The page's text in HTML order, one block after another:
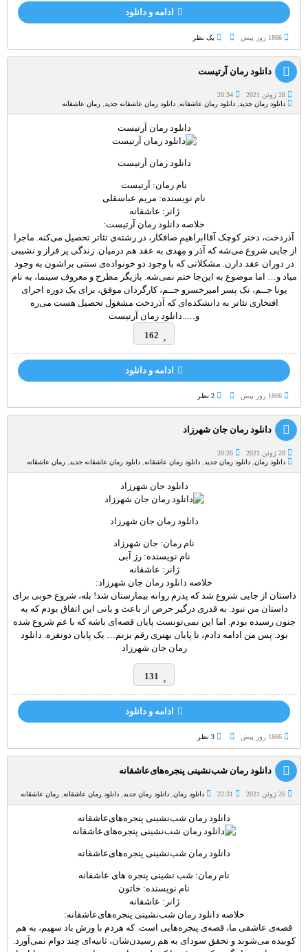
ادامه و دانلود
1866 روز پيش یک نظر
دانلود رمان آرتیست
28 ژوئن 2021
20:34
دانلود رمان جدید
دانلود رمان عاشقانه, دانلود رمان عاشقانه جدید رمان عاشقانه
دانلود رمان آرتیست
دانلود رمان آرتیست
نام رمان: آرتیست
نام نویسنده: مریم عباسقلی
ژانر: عاشقانه
خلاصه دانلود رمان آرتیست:
آذردخت، دختر کوچک آقاابراهیمِ صافکار، در رشته‌ی تئاتر تحصیل می‌کنه. ماجرا
از جایی شروع می‌شه که آذر و مِهدی به عقد هم درمیان. زندگی پر فراز و نشیبی
در دوران عقد دارن. مشکلاتی که با وجود دو خونواده‌ی سنتی براشون به وجود
میاد و… اما موضوع به این‌جا ختم نمی‌شه. بازیگر مطرح و معروف سینما، به نام
یونا جــم، تک پسر امیرخسرو جــم، کارگردان موفق، برای یک‌ دوره اجرای
افتخاری تئاتر به دانشکده‌‌ای که آذردخت مشغول تحصیل هست می‌ره
و…..دانلود رمان آرتیست
162
ادامه و دانلود
1866 روز پيش 2 نظر
دانلود رمان جان شهرزاد
28 ژوئن 2021
20:26
دانلود رمان, دانلود رمان جدید دانلود رمان عاشقانه, دانلود رمان عاشقانه جدید رمان عاشقانه
دانلود جان شهرزاد
دانلود رمان جان شهرزاد
نام رمان: جان شهرزاد
نام نویسنده: رز آبی
ژانر: عاشقانه
خلاصه دانلود رمان جان شهرزاد:
داستان از جایی شروع شد که پدرم روانه بیمارستان شد! بله، شروع خوبی برای
داستان من نبود. به قدری درگیر حرص از باعث و بانی این اتفاق بودم که به
جنون رسیده بودم. اما این نمی‌تونست پایان قصه‌ای باشه که با غم شروع شده
بود. پس من ادامه دادم، تا پایان بهتری رقم بزنم… یک پایان دونفره. دانلود
رمان جان شهرزاد
131
ادامه و دانلود
1866 روز پيش 3 نظر
دانلود رمان شب‌نشینی پنجره‌های‌عاشقانه‌
26 ژوئن 2021 22:31 دانلود رمان, دانلود رمان جدید دانلود رمان عاشقانه, رمان عاشقانه
دانلود رمان شب‌نشینی پنجره‌های‌عاشقانه‌
دانلود رمان شب‌نشینی پنجره‌های‌عاشقانه‌
نام رمان: شب نشینی پنجره های عاشقانه
نام نویسنده: خاتون
ژانر: عاشقانه
خلاصه دانلود رمان شب‌نشینی پنجره‌های‌عاشقانه‌:
قصه‌ی عاشقی ما، قصه‌ی پنجره‌هایی است. که هردم با وزش باد سهیم، به هم
کوبیده می‌شوند و تحقق سودای به هم رسیدن‌شان، ثانیه‌ای چند دوام نمی‌آورد.